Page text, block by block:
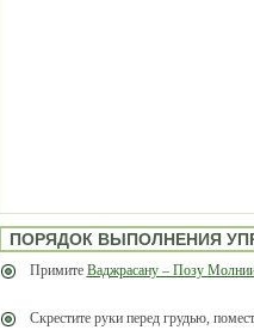
ПОРЯДОК ВЫПОЛНЕНИЯ
Примите Ваджрасану – Позу
Скрестите руки перед грудью,